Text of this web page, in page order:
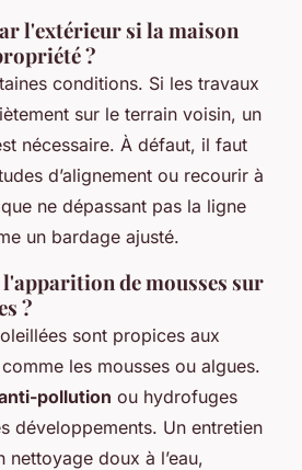
l'extérieur si la maison
?
conditions. Si les travaux
sur le terrain voisin, un
nécessaire. À défaut, il faut
d’alignement ou recourir à
ne dépassant pas la ligne
un bardage ajusté.
de mousses sur
?
sont propices aux
les mousses ou algues.
pollution ou hydrofuges
développements. Un entretien
nettoyage doux à l’eau,